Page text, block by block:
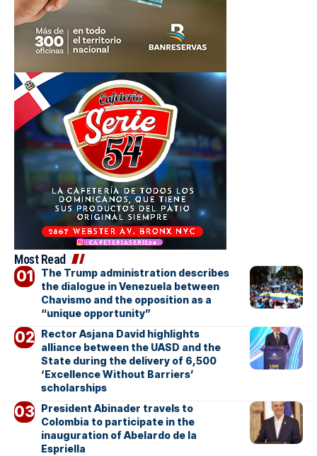
Most Read
The Trump administration describes
the dialogue in Venezuela between
Chavismo and the opposition as a
“unique opportunity”
Rector Asjana David highlights
alliance between the UASD and the
State during the delivery of 6,500
‘Excellence Without Barriers’
scholarships
President Abinader travels to
Colombia to participate in the
inauguration of Abelardo de la
Espriella